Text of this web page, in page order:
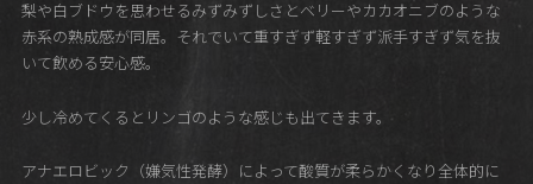
梨や白ブドウを思わせるみずみずしさとベリーやカカオニブのような
赤系の熟成感が同居。それでいて重すぎず軽すぎず派手すぎず気を抜
いて飲める安心感。
少し冷めてくるとリンゴのような感じも出てきます。
アナエロビック（嫌気性発酵）によって酸質が柔らかくなり全体的に